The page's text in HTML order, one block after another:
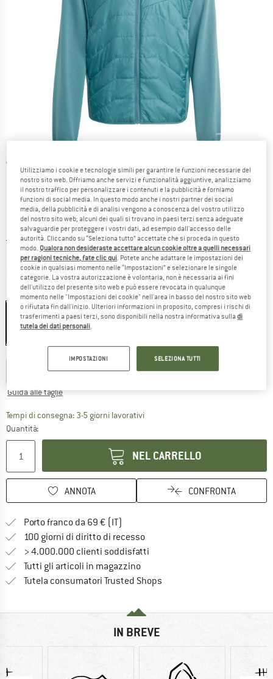
Viste dettagliate
Prezzo originale :
119,95€
Prezzo:
59,98€ incl. IVA
più Spese di spedizioneInformazioni sui costi di spedizione. Si apre in
Colore:Preloved Teal
S M L XL XXL
Guida alle taglie
Tempi di consegna: 3-5 giorni lavorativiIl link si apre in una casella
Quantità:
NEL CARRELLO
ANNOTA CONFRONTA
Porto franco da 69 € (IT)
100 giorni di diritto di recessoVai alla politica di recesso qui
> 4.000.000 clienti soddisfatti
Tutti gli articoli in magazzino
Tutela consumatori Trusted Shops
IN BREVE
Utilizziamo i cookie e tecnologie simili per garantire le funzioni necessarie del
nostro sito web. Offriamo anche servizi e funzionalità aggiuntive, analizziamo
il nostro traffico per personalizzare i contenuti e la pubblicità e forniamo
funzioni di social media. In questo modo anche i nostri partner dei social
media, della pubblicità e di analisi vengono a conoscenza del vostro utilizzo
del nostro sito web; alcuni dei quali si trovano in paesi terzi senza adeguate
salvaguardie per proteggere i vostri dati, ad esempio dall'accesso delle
autorità. Cliccando su “Seleziona tutto” accettate che si proceda in questo
modo. Qualora non desideraste accettare alcun cookie oltre a quelli necessari
per ragioni tecniche, fate clic qui. Potete anche adattare le impostazioni dei
cookie in qualsiasi momento nelle “Impostazioni” e selezionare le singole
categorie. La vostra autorizzazione è volontaria, non è necessaria ai fini
dell'utilizzo del presente sito web e può essere revocata in qualunque
momento nelle "Impostazioni dei cookie" nell'area in basso del nostro sito web
o rifiutata fin dall'inizio. Ulteriori informazioni in proposito, compresi i rischi di
trasferimenti a paesi terzi, sono disponibili nella nostra informativa sulladi
tutela dei dati personali.
IMPOSTAZIONI SELEZIONA TUTTI